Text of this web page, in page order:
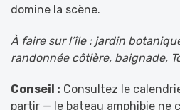
domine la scène.
À faire sur l’île : jardin
randonnée côtière, baignade,
Conseil : Consultez le
partir — le bateau amphibie ne